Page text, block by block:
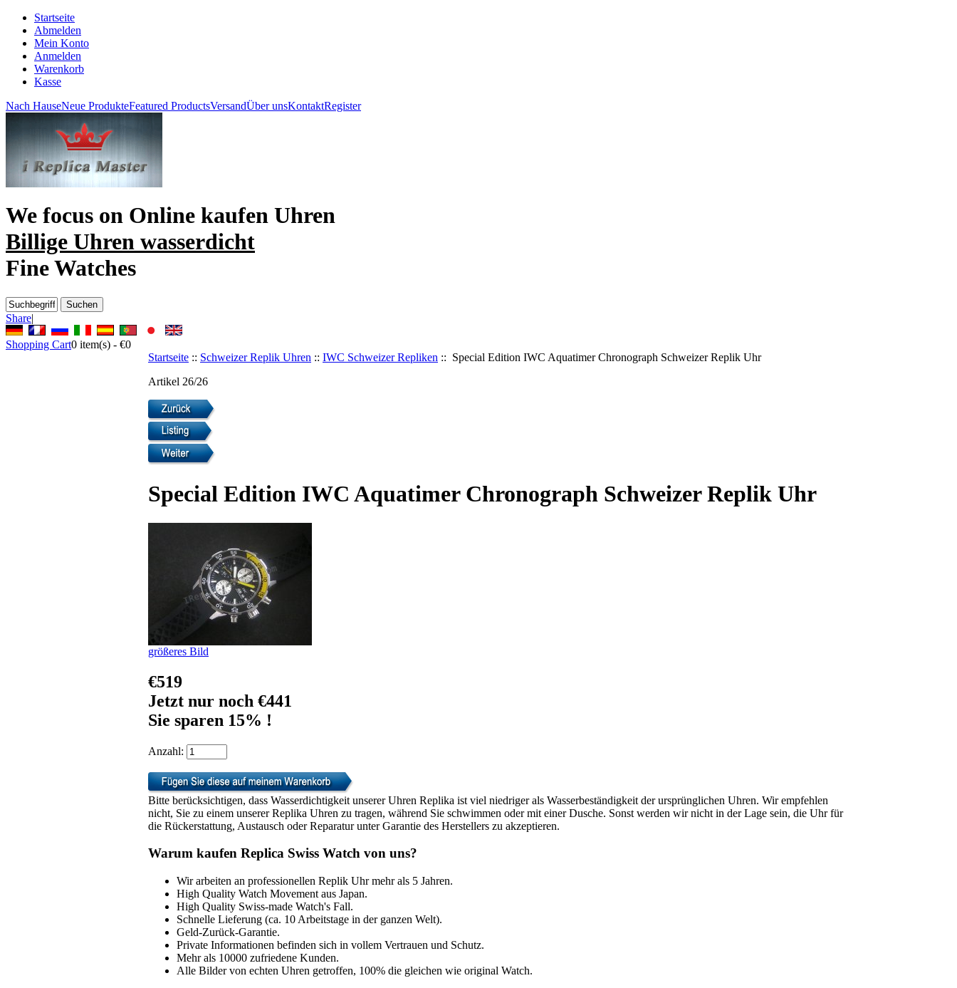
Startseite
Abmelden
Mein Konto
Anmelden
Warenkorb
Kasse
Nach HauseNeue ProdukteFeatured ProductsVersandÜber unsKontaktRegister
We focus on Online kaufen Uhren
Billige Uhren wasserdicht
Fine Watches
Share|
Shopping Cart0 item(s) - €0
Startseite :: Schweizer Replik Uhren :: IWC Schweizer Repliken :: Special Edition IWC Aquatimer Chronograph Schweizer Replik Uhr
Artikel 26/26
Special Edition IWC Aquatimer Chronograph Schweizer Replik Uhr
größeres Bild
€519
Jetzt nur noch €441
Sie sparen 15% !
Anzahl:
Bitte berücksichtigen, dass Wasserdichtigkeit unserer Uhren Replika ist viel niedriger als Wasserbeständigkeit der ursprünglichen Uhren. Wir empfehlen
nicht, Sie zu einem unserer Replika Uhren zu tragen, während Sie schwimmen oder mit einer Dusche. Sonst werden wir nicht in der Lage sein, die Uhr für
die Rückerstattung, Austausch oder Reparatur unter Garantie des Herstellers zu akzeptieren.
Warum kaufen Replica Swiss Watch von uns?
Wir arbeiten an professionellen Replik Uhr mehr als 5 Jahren.
High Quality Watch Movement aus Japan.
High Quality Swiss-made Watch's Fall.
Schnelle Lieferung (ca. 10 Arbeitstage in der ganzen Welt).
Geld-Zurück-Garantie.
Private Informationen befinden sich in vollem Vertrauen und Schutz.
Mehr als 10000 zufriedene Kunden.
Alle Bilder von echten Uhren getroffen, 100% die gleichen wie original Watch.